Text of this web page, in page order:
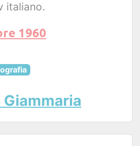
italiano.
1960
Giammaria